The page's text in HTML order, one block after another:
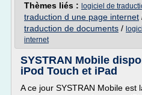
Thèmes liés : logiciel de
traduction d une page internet
traduction de documents /
internet
SYSTRAN Mobile
iPod Touch et iPad
A ce jour SYSTRAN Mobile est